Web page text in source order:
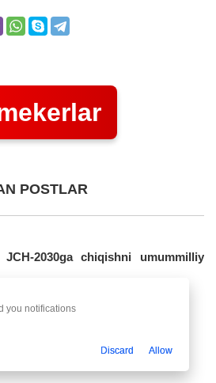
POSTLAR
2030ga chiqishni umummilliy
you notifications
Discard Allow